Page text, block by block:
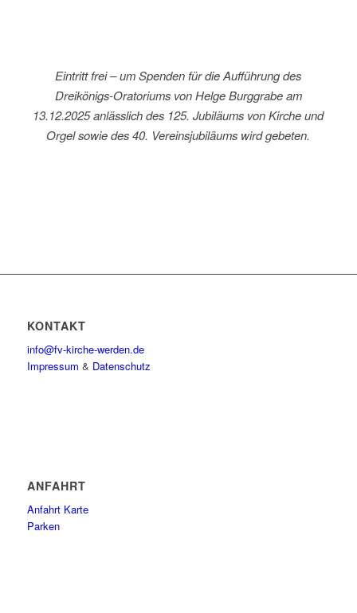
Eintritt frei – um Spenden für die Aufführung des
Dreikönigs-Oratoriums von Helge Burggrabe am
13.12.2025 anlässlich des 125. Jubiläums von Kirche und
Orgel sowie des 40. Vereinsjubiläums wird gebeten.
KONTAKT
info@fv-kirche-werden.de
Impressum & Datenschutz
ANFAHRT
Anfahrt Karte
Parken